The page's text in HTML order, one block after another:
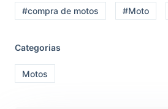
#compra de motos #Moto
Categorias
Motos